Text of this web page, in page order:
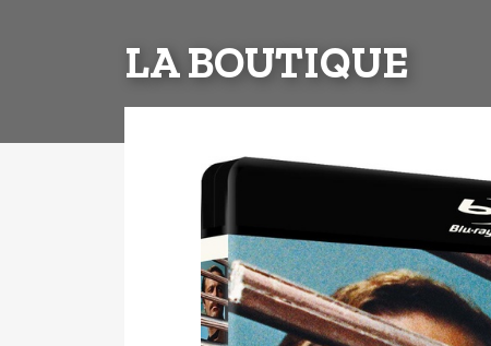
LA BOUTIQUE